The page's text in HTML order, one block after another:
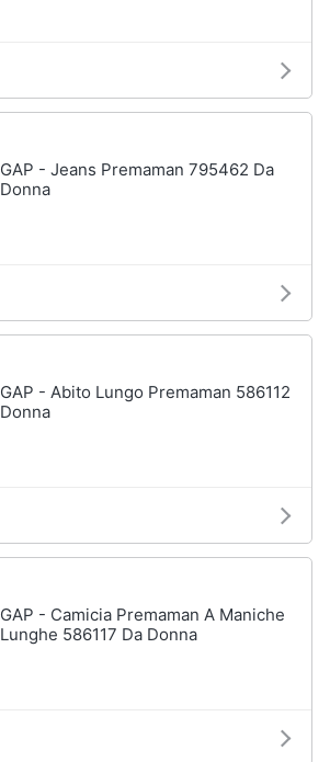
GAP - Jeans Premaman 795462 Da
Donna
GAP - Abito Lungo Premaman 586112
Donna
GAP - Camicia Premaman A Maniche
Lunghe 586117 Da Donna